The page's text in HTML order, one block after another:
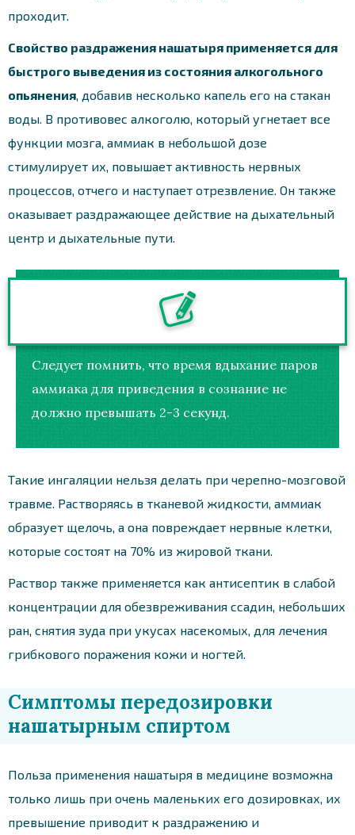
проходит.
Свойство раздражения нашатыря применяется для
быстрого выведения из состояния алкогольного
опьянения , добавив несколько капель его на стакан
воды. В противовес алкоголю, который угнетает все
функции мозга, аммиак в небольшой дозе
стимулирует их, повышает активность нервных
процессов, отчего и наступает отрезвление. Он также
оказывает раздражающее действие на дыхательный
центр и дыхательные пути.
Следует помнить, что время вдыхание паров
аммиака для приведения в сознание не
должно превышать 2-3 секунд.
Такие ингаляции нельзя делать при черепно-мозговой
травме. Растворяясь в тканевой жидкости, аммиак
образует щелочь, а она повреждает нервные клетки,
которые состоят на 70% из жировой ткани.
Раствор также применяется как антисептик в слабой
концентрации для обезвреживания ссадин, небольших
ран, снятия зуда при укусах насекомых, для лечения
грибкового поражения кожи и ногтей.
Симптомы передозировки
нашатырным спиртом
Польза применения нашатыря в медицине возможна
только лишь при очень маленьких его дозировках, их
превышение приводит к раздражению и